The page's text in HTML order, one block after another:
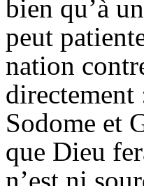
bien qu’à
peut
nation
directement
Sodome et
que Dieu